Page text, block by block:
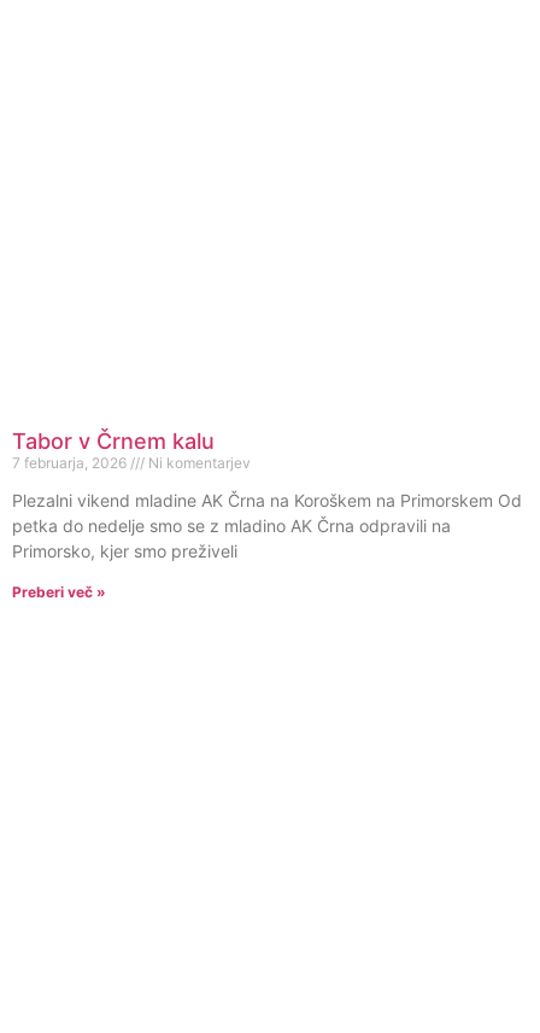
Tabor v Črnem kalu
7 februarja, 2026 Ni komentarjev
Plezalni vikend mladine AK Črna na Koroškem na Primorskem Od
petka do nedelje smo se z mladino AK Črna odpravili na
Primorsko, kjer smo preživeli
Preberi več »